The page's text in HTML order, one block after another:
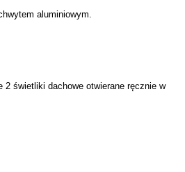
aluminiowym.
2 świetliki dachowe otwierane ręcznie w